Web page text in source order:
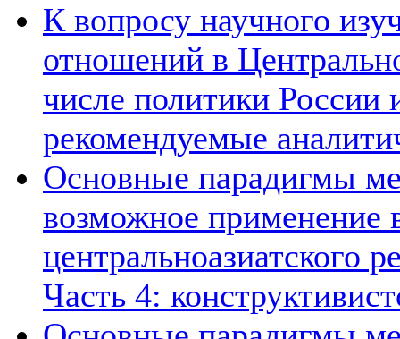
К вопросу научного
отношений в
числе политики России
рекомендуемые
Основные парадигмы
возможное применение
центральноазиатского
Часть 4: